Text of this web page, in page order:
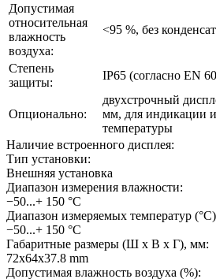
Допустимая
относительная
влажность
воздуха:
<95 %, без
Степень
защиты:
IP65 (согласно EN
Опционально:
двухстрочный
мм, для индикации
температуры
Наличие встроенного дисплея:
Тип установки:
Внешняя установка
Диапазон измерения влажности:
−50...+ 150 °C
Диапазон измеряемых температур
−50...+ 150 °C
Габаритные размеры (Ш х В х Г), мм:
72x64x37.8 mm
Допустимая влажность воздуха (%):